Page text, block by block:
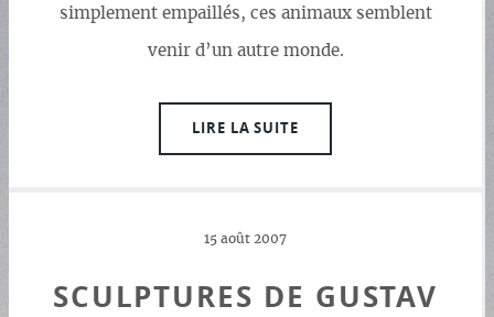
simplement empaillés, ces animaux semblent
venir d’un autre monde.
LIRE LA SUITE
15 août 2007
SCULPTURES DE GUSTAV